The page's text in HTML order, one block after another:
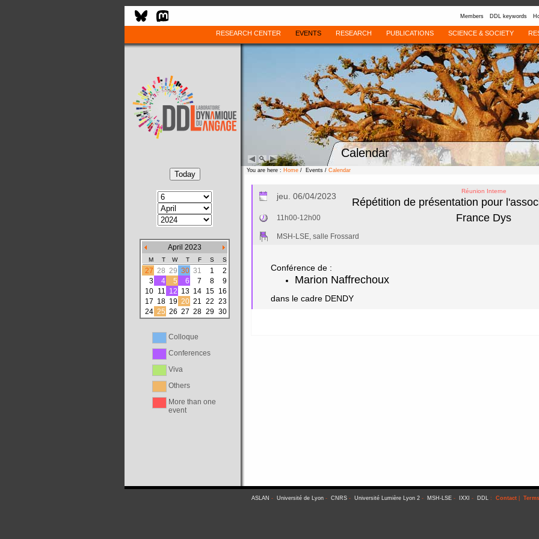
Members DDL keywords
RESEARCH CENTER EVENTS RESEARCH PUBLICATIONS SCIENCE & SOCIETY
Calendar
April 2023
M T W T F S S
27 28 29 30 31 1
2
3
4 5 6 7 8
9
10 11 12 13 14 15 16
17 18 19 20 21 22 23
24 25 26 27 28 29 30
Colloque
Conferences
Viva
Others
More than one
event
You are here : Home / Events / Calendar
jeu. 06/04/2023
Réunion Interne
Répétition de présentation pour
France Dys
11h00-12h00
MSH-LSE, salle Frossard
Conférence de :
Marion Naffrechoux
dans le cadre DENDY
ASLAN - Université de Lyon - CNRS - Université Lumière Lyon 2 - MSH-LSE - IXXI - DDL : Contact